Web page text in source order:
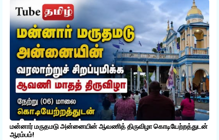
மன்னார் மருதமடு அன்னையின் ஆவணித் திருவிழா கொடியேற்றத்துடன்
ஆரம்பம்!